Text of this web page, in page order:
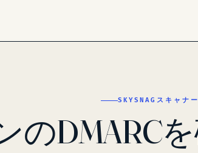
SKYSNAGスキャナ
のDMARC